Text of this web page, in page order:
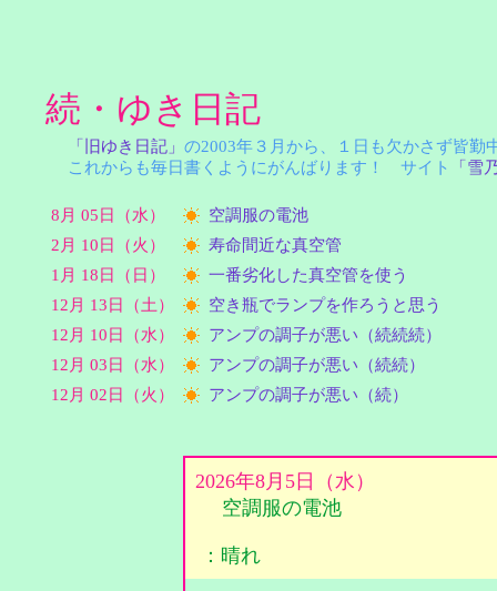
続・ゆき日記
「旧ゆき日記」 の2003年３月から、１日も欠かさず皆
これからも毎日書くようにがんばります！ サイト
「雪
8月 05日（水）
空調服の電池
2月 10日（火）
寿命間近な真空管
1月 18日（日）
一番劣化した真空管を使う
12月 13日（土）
空き瓶でランプを作ろうと思う
12月 10日（水）
アンプの調子が悪い（続続続）
12月 03日（水）
アンプの調子が悪い（続続）
12月 02日（火）
アンプの調子が悪い（続）
2026年8月5日（水）
空調服の電池
：晴れ